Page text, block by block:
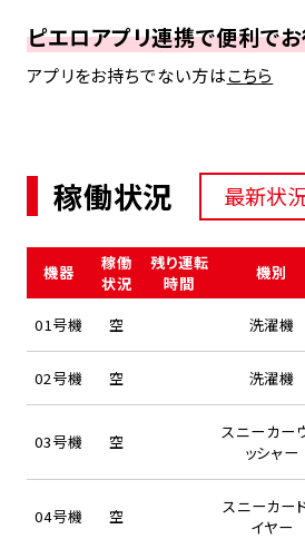
ピエロアプリ連携で便利でお
アプリをお持ちでない方はこちら
稼働状況 最新状
機器
稼働
状況
残り運転
時間
機別
01号機 空 洗濯機
02号機 空 洗濯機
03号機 空
スニーカー
ッシャー
04号機 空
スニーカー
イヤー